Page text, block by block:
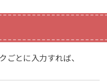
ごとに入力すれば、